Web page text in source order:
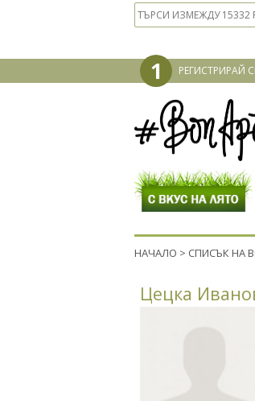
1 РЕГИСТРИРАЙ
НАЧАЛО > СПИСЪК НА
Цецка